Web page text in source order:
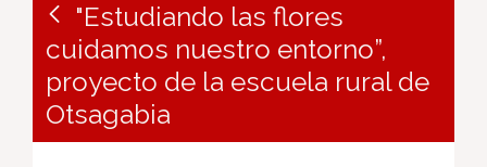
"Estudiando las flores
cuidamos nuestro entorno”,
proyecto de la escuela rural de
Otsagabia